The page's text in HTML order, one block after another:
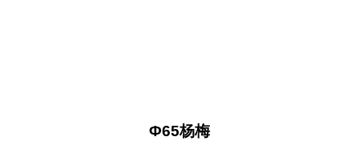
Φ65杨梅